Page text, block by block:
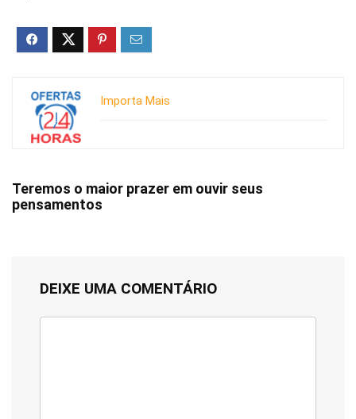
Importa Mais
Teremos o maior prazer em ouvir seus
pensamentos
DEIXE UMA COMENTÁRIO